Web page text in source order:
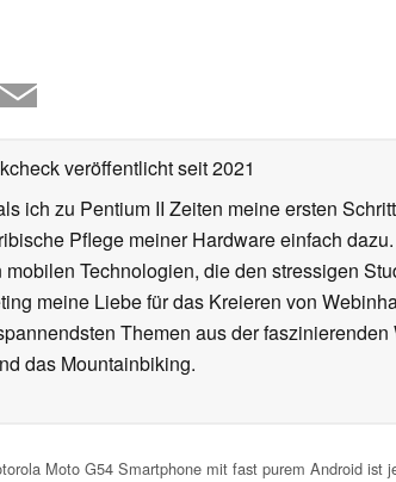
veröffentlichtseit 2021
ich zu Pentium II Zeiten meine ersten
Pflege meiner Hardware einfach
Technologien, die den stressigen
meine Liebe für das Kreieren von
Themen aus der faszinierenden
das Mountainbiking.
Moto G54 Smartphone mit fast purem Android ist